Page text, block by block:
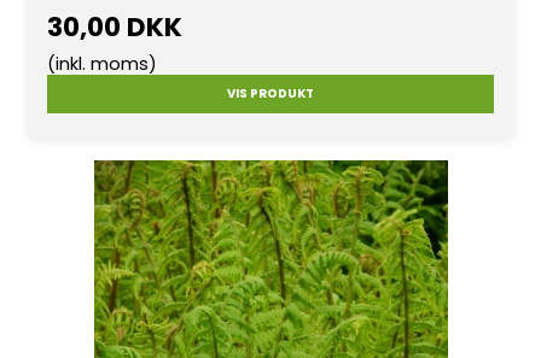
30,00 DKK
(inkl. moms)
VIS PRODUKT